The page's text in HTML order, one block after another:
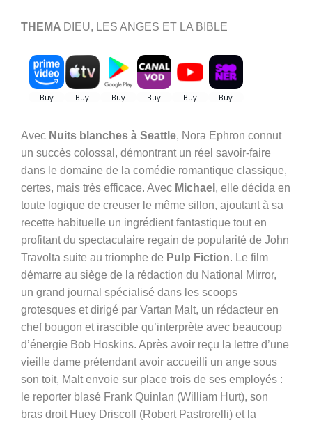
THEMA DIEU, LES ANGES ET LA BIBLE
Avec Nuits blanches à Seattle, Nora Ephron connut
un succès colossal, démontrant un réel savoir-faire
dans le domaine de la comédie romantique classique,
certes, mais très efficace. Avec Michael , elle décida en
toute logique de creuser le même sillon, ajoutant à sa
recette habituelle un ingrédient fantastique tout en
profitant du spectaculaire regain de popularité de John
Travolta suite au triomphe de Pulp Fiction. Le film
démarre au siège de la rédaction du National Mirror,
un grand journal spécialisé dans les scoops
grotesques et dirigé par Vartan Malt, un rédacteur en
chef bougon et irascible qu’interprète avec beaucoup
d’énergie Bob Hoskins. Après avoir reçu la lettre d’une
vieille dame prétendant avoir accueilli un ange sous
son toit, Malt envoie sur place trois de ses employés :
le reporter blasé Frank Quinlan (William Hurt), son
bras droit Huey Driscoll (Robert Pastrorelli) et la